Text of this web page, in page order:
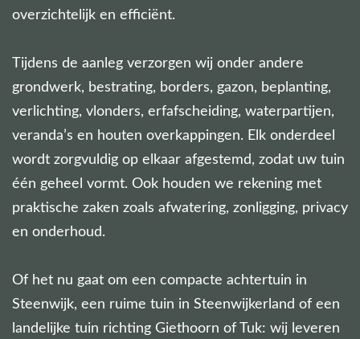
overzichtelijk en efficiënt.
Tijdens de aanleg verzorgen wij onder andere
grondwerk, bestrating, borders, gazon, beplanting,
verlichting, vlonders, erfafscheiding, waterpartijen,
veranda’s en houten overkappingen. Elk onderdeel
wordt zorgvuldig op elkaar afgestemd, zodat uw tuin
één geheel vormt. Ook houden we rekening met
praktische zaken zoals afwatering, zonligging, privacy
en onderhoud.
Of het nu gaat om een compacte achtertuin in
Steenwijk, een ruime tuin in Steenwijkerland of een
landelijke tuin richting Giethoorn of Tuk: wij leveren